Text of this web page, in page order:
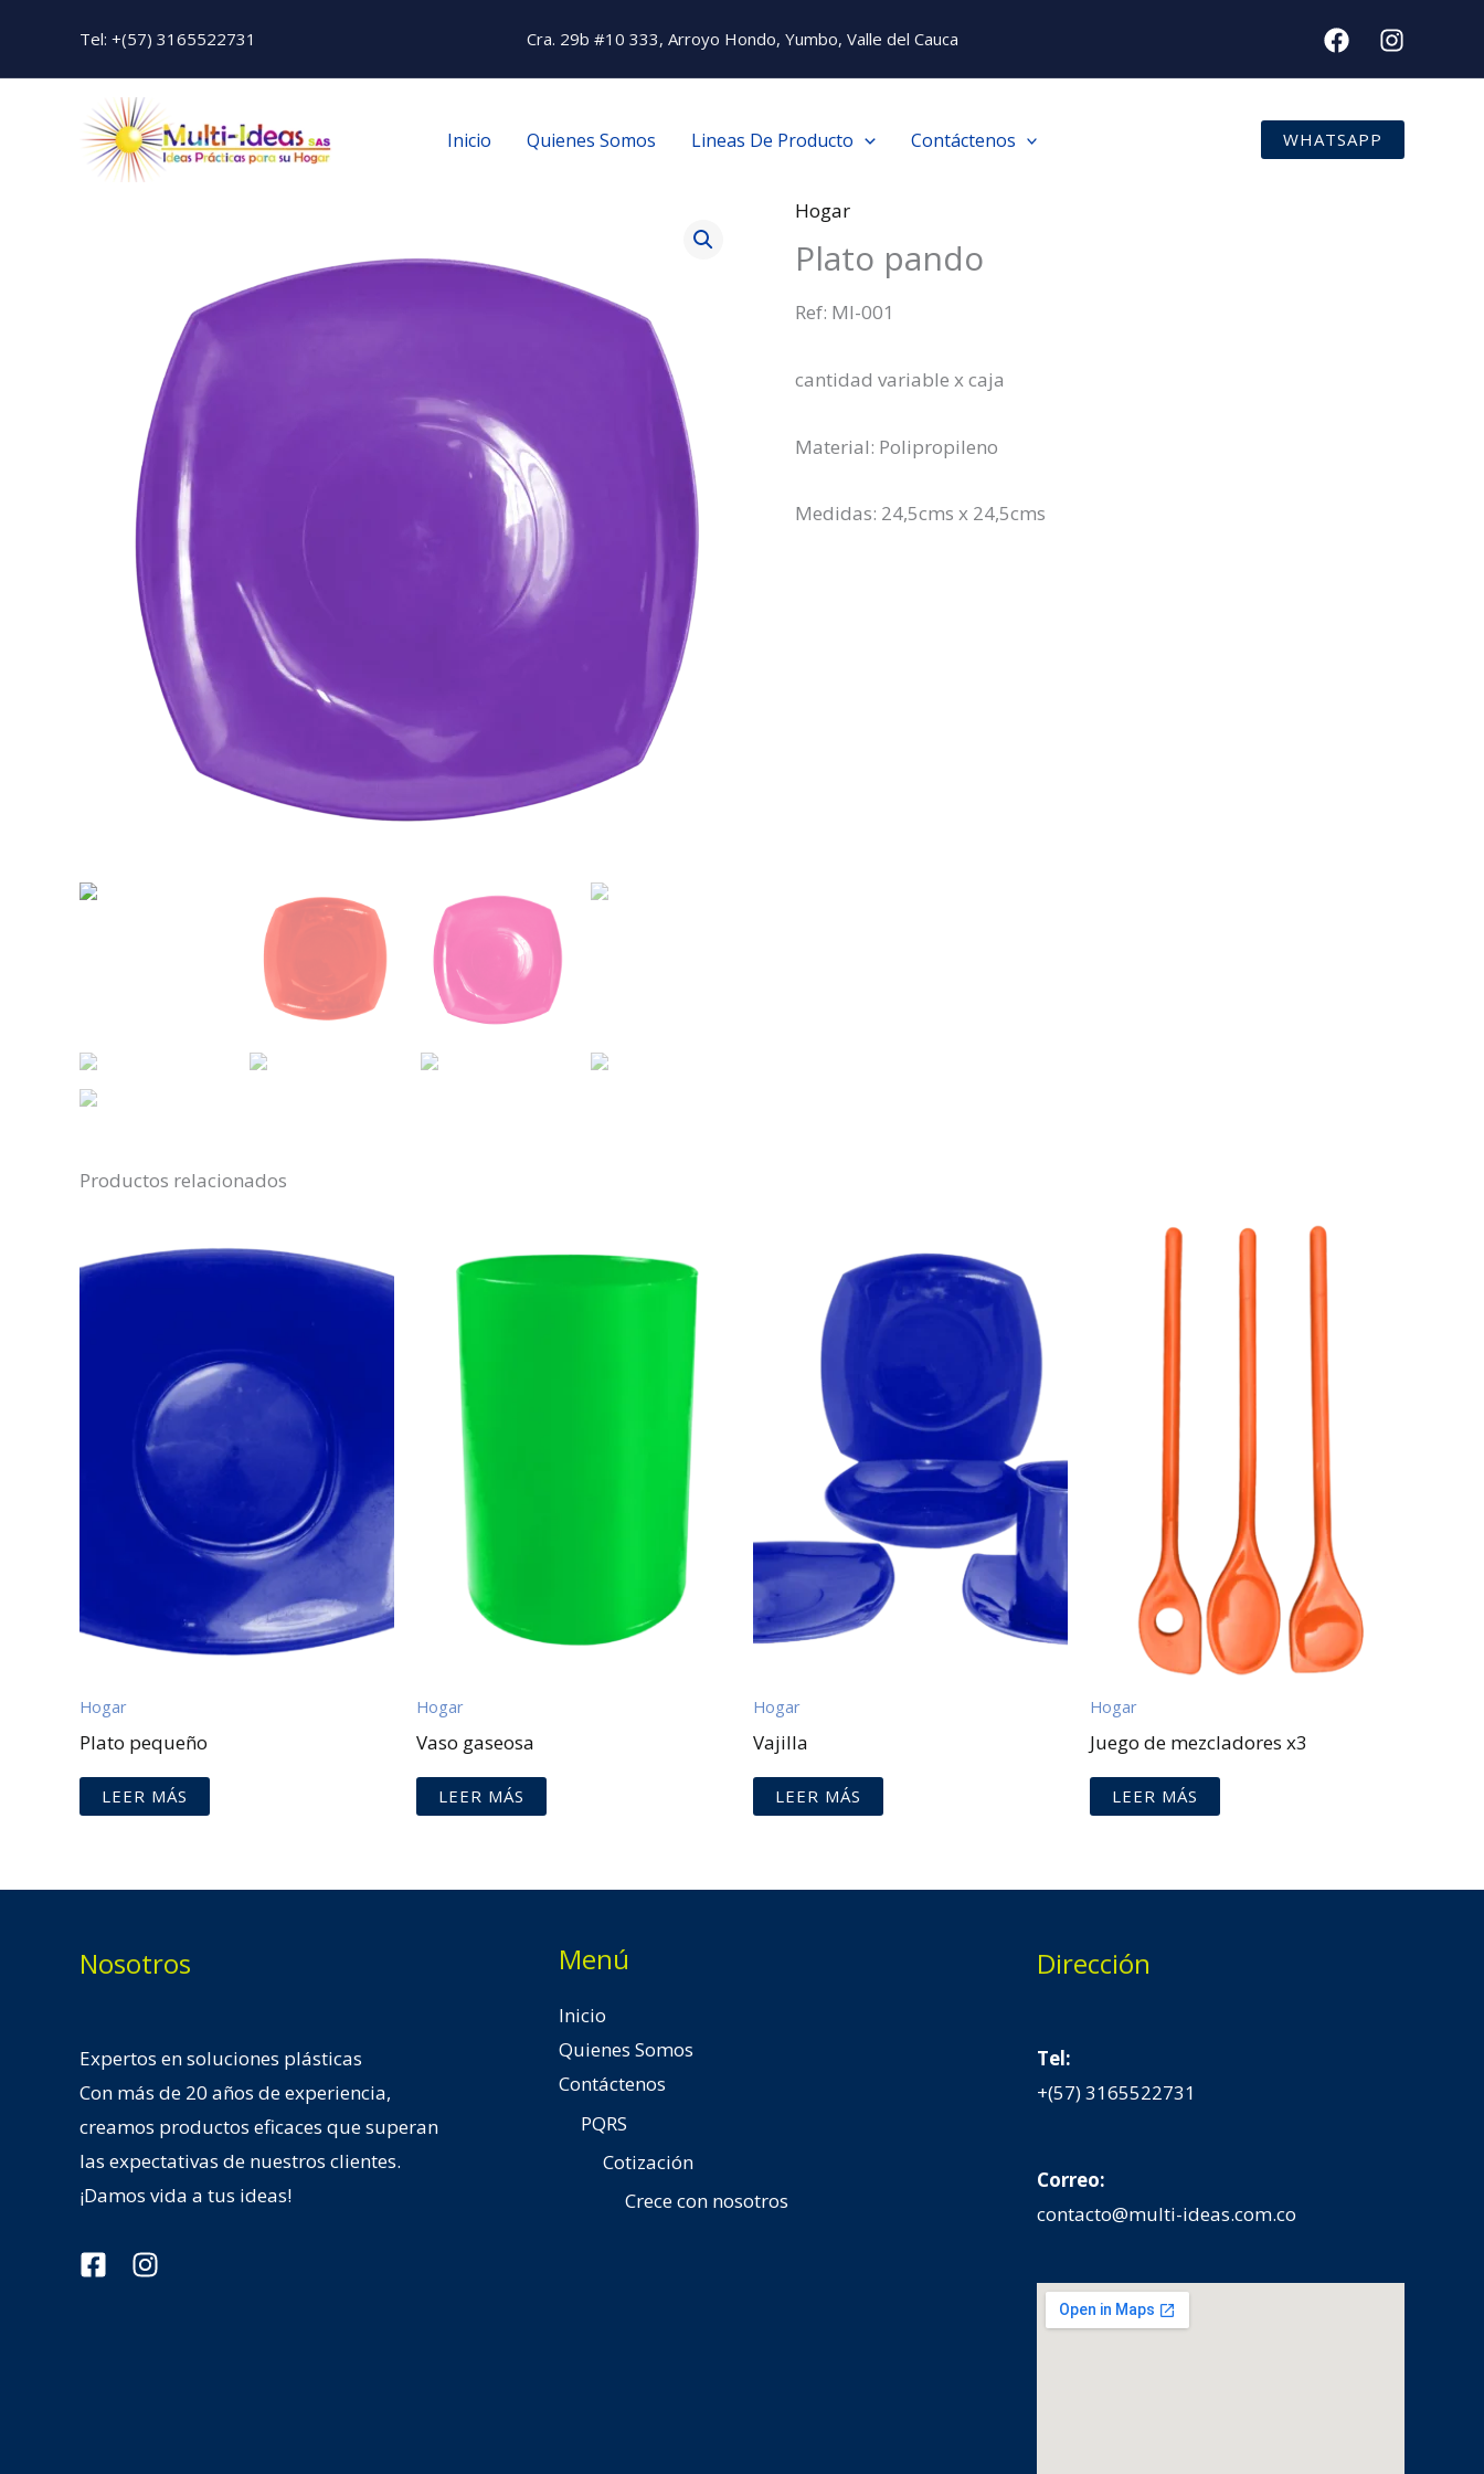
contenido
Tel: +(57) 3165522731 Cra. 29b #10 333, Arroyo Hondo, Yumbo, Valle del Cauca
Inicio Quienes Somos Lineas De Producto Contáctenos WHATSAPP
Hogar
Plato pando
Ref: MI-001
cantidad variable x caja
Material: Polipropileno
Medidas: 24,5cms x 24,5cms
Productos relacionados
Hogar
Plato pequeño
LEER MÁS
Hogar
Vaso gaseosa
LEER MÁS
Hogar
Vajilla
LEER MÁS
Hogar
Juego de mezcladores x3
LEER MÁS
Nosotros
Expertos en soluciones plásticas
Con más de 20 años de experiencia,
creamos productos eficaces que superan
las expectativas de nuestros clientes.
¡Damos vida a tus ideas!
Menú
Inicio
Quienes Somos
Contáctenos
PQRS
Cotización
Crece con nosotros
Dirección
Tel:
+(57) 3165522731
Correo:
contacto@multi-ideas.com.co